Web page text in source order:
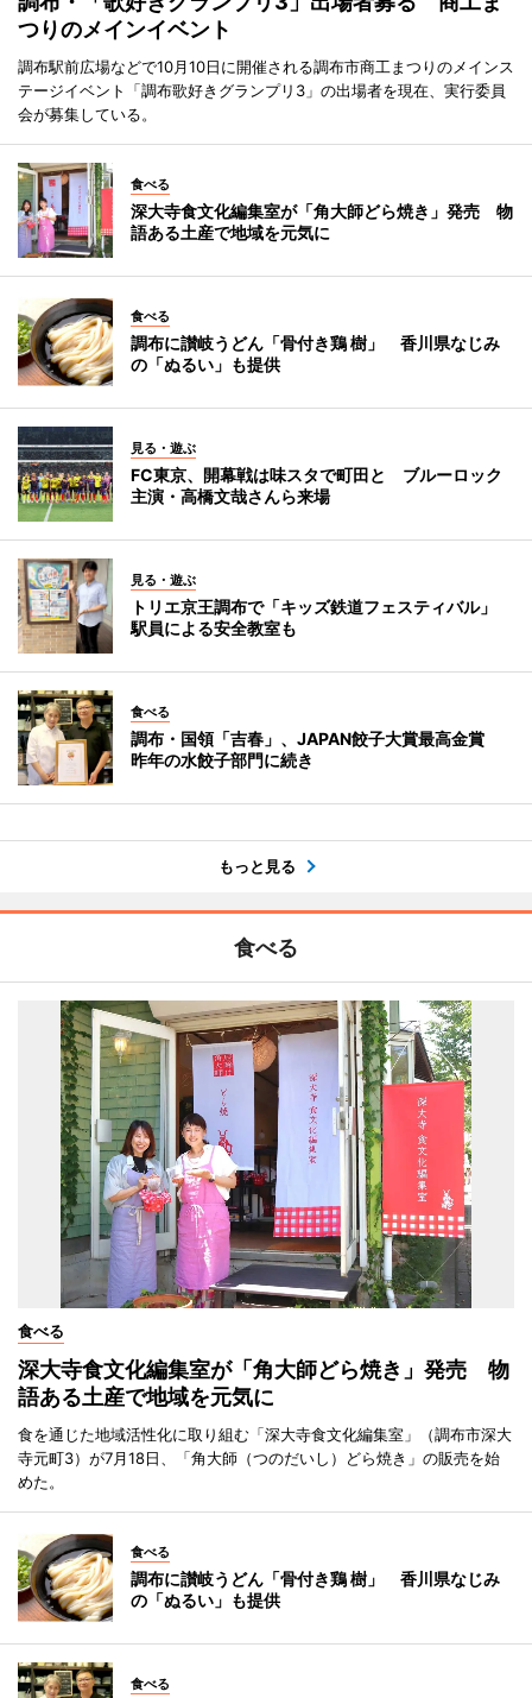
つりのメインイベント
調布駅前広場などで10月10日に開催される調布市商工まつりのメインス
テージイベント「調布歌好きグランプリ3」の出場者を現在、実行委員
会が募集している。
食べる
深大寺食文化編集室が「角大師どら焼き」発売 物
語ある土産で地域を元気に
食べる
調布に讃岐うどん「骨付き鶏 樹」 香川県なじみ
の「ぬるい」も提供
見る・遊ぶ
FC東京、開幕戦は味スタで町田と ブルーロック
主演・高橋文哉さんら来場
見る・遊ぶ
トリエ京王調布で「キッズ鉄道フェスティバル」
駅員による安全教室も
食べる
調布・国領「吉春」、JAPAN餃子大賞最高金賞
昨年の水餃子部門に続き
もっと見る
食べる
食べる
深大寺食文化編集室が「角大師どら焼き」発売 物
語ある土産で地域を元気に
食を通じた地域活性化に取り組む「深大寺食文化編集室」（調布市深大
寺元町3）が7月18日、「角大師（つのだいし）どら焼き」の販売を始
めた。
食べる
調布に讃岐うどん「骨付き鶏 樹」 香川県なじみ
の「ぬるい」も提供
食べる